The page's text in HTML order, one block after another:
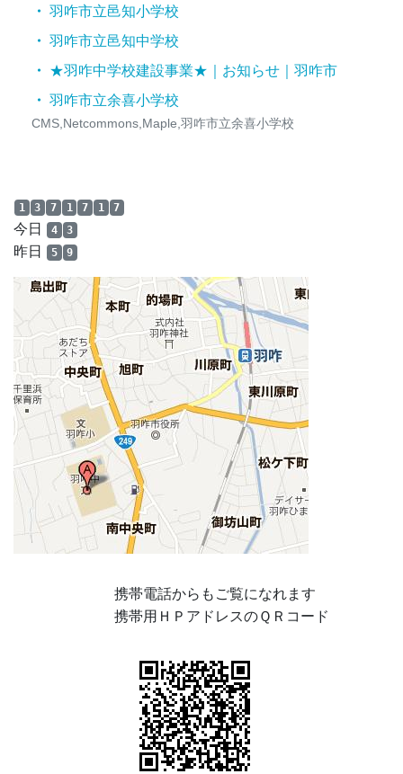
羽咋市立邑知小学校
羽咋市立邑知中学校
★羽咋中学校建設事業★｜お知らせ｜羽咋市
羽咋市立余喜小学校
CMS,Netcommons,Maple,羽咋市立余喜小学校
1 3 7 1 7 1 7
今日 4 3
昨日 5 9
携帯電話からもご覧になれます
携帯用ＨＰアドレスのＱＲコード